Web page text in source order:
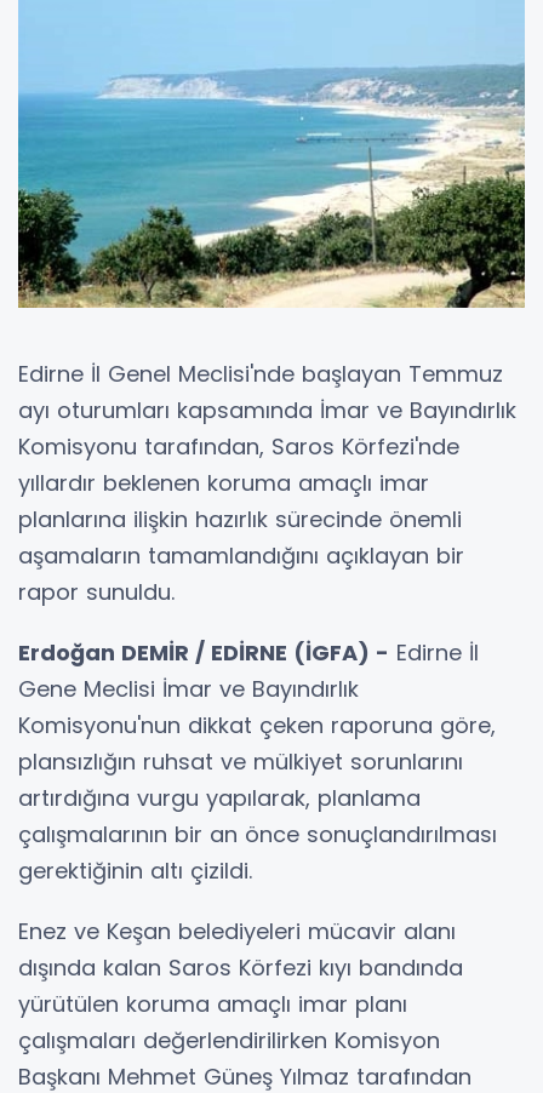
Edirne İl Genel Meclisi'nde başlayan Temmuz
ayı oturumları kapsamında İmar ve Bayındırlık
Komisyonu tarafından, Saros Körfezi'nde
yıllardır beklenen koruma amaçlı imar
planlarına ilişkin hazırlık sürecinde önemli
aşamaların tamamlandığını açıklayan bir
rapor sunuldu.
Erdoğan DEMİR / EDİRNE (İGFA) - Edirne İl
Gene Meclisi İmar ve Bayındırlık
Komisyonu'nun dikkat çeken raporuna göre,
plansızlığın ruhsat ve mülkiyet sorunlarını
artırdığına vurgu yapılarak, planlama
çalışmalarının bir an önce sonuçlandırılması
gerektiğinin altı çizildi.
Enez ve Keşan belediyeleri mücavir alanı
dışında kalan Saros Körfezi kıyı bandında
yürütülen koruma amaçlı imar planı
çalışmaları değerlendirilirken Komisyon
Başkanı Mehmet Güneş Yılmaz tarafından